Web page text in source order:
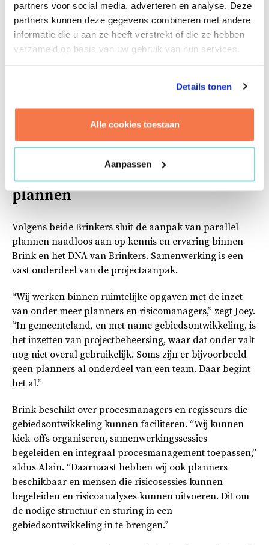
partners voor social media, adverteren en analyse. Deze
partners kunnen deze gegevens combineren met andere
informatie die u aan ze heeft verstrekt of die ze hebben
verzameld op basis van uw gebruik van hun services.
Details tonen
Alle cookies toestaan
Aanpassen
mee omgaat. Ook het verschil tussen
projectmanagement en procesmanagement werd
expliciet gemaakt. Dat vraagt andere kwaliteiten en
soms ook een ander type mensen.”
kort-cyclisch werken en continu afstemmen. “Het is
intensiever,” zegt Joey. “Maar ook leuker, en als je van
vijf jaar naar drie kunt, dan ben je behoorlijk aan het
versnellen.”
Brink als partner bij parallel
plannen
Volgens beide Brinkers sluit de aanpak van parallel
plannen naadloos aan op kennis en ervaring binnen
Brink en het DNA van Brinkers. Samenwerking is een
vast onderdeel van de projectaanpak.
“Wij werken binnen ruimtelijke opgaven met de inzet
van onder meer planners en risicomanagers,” zegt Joey.
“In gemeenteland, en met name gebiedsontwikkeling, is
het inzetten van projectbeheersing, waar dat onder valt
nog niet overal gebruikelijk. Soms zijn er bijvoorbeeld
geen planners al onderdeel van een team. Daar begint
het al.”
Brink beschikt over procesmanagers en regisseurs die
gebiedsontwikkeling kunnen faciliteren. “Wij kunnen
kick-offs organiseren, samenwerkingssessies
begeleiden en integraal procesmanagement toepassen,”
aldus Alain. “Daarnaast hebben wij ook planners
beschikbaar en mensen die risicosessies kunnen
begeleiden en risicoanalyses kunnen uitvoeren. Dit om
de nodige structuur en sturing in een
gebiedsontwikkeling in te brengen.”